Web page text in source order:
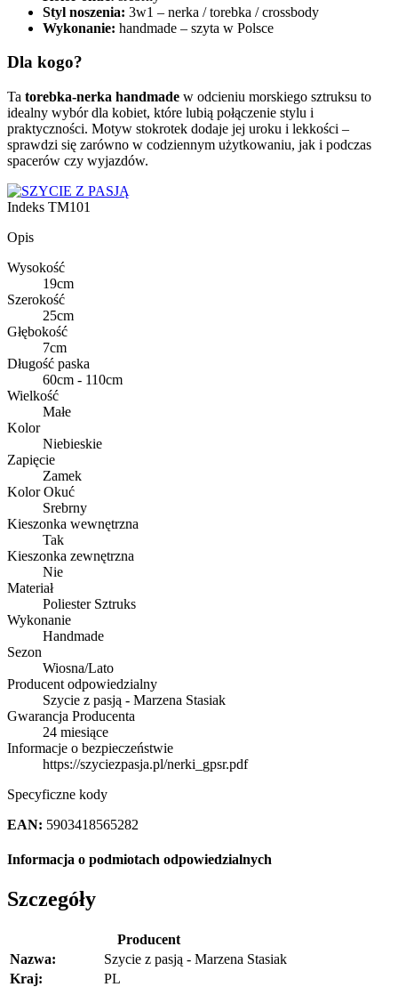
Styl noszenia: 3w1 – nerka / torebka / crossbody
Wykonanie: handmade – szyta w Polsce
Dla kogo?
Ta torebka-nerka handmade w odcieniu morskiego sztruksu to
idealny wybór dla kobiet, które lubią połączenie stylu i
praktyczności. Motyw stokrotek dodaje jej uroku i lekkości –
sprawdzi się zarówno w codziennym użytkowaniu, jak i podczas
spacerów czy wyjazdów.
Indeks TM101
Opis
Wysokość
19cm
Szerokość
25cm
Głębokość
7cm
Długość paska
60cm - 110cm
Wielkość
Małe
Kolor
Niebieskie
Zapięcie
Zamek
Kolor Okuć
Srebrny
Kieszonka wewnętrzna
Tak
Kieszonka zewnętrzna
Nie
Materiał
Poliester Sztruks
Wykonanie
Handmade
Sezon
Wiosna/Lato
Producent odpowiedzialny
Szycie z pasją - Marzena Stasiak
Gwarancja Producenta
24 miesiące
Informacje o bezpieczeństwie
https://szyciezpasja.pl/nerki_gpsr.pdf
Specyficzne kody
EAN: 5903418565282
Informacja o podmiotach odpowiedzialnych
Szczegóły
Producent
Nazwa:
Szycie z pasją - Marzena Stasiak
Kraj:
PL